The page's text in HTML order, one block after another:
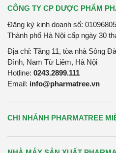
CÔNG TY CP DƯỢC PHẨM
Đăng ký kinh doanh số:
Thành phố Hà Nội cấp ngày 30
Địa chỉ: Tầng 11, tòa nhà Sông
Đình, Nam Từ Liêm, Hà Nội
Hotline: 0243.2899.111
Email: info@pharmatree.vn
CHI NHÁNH PHARMATREE